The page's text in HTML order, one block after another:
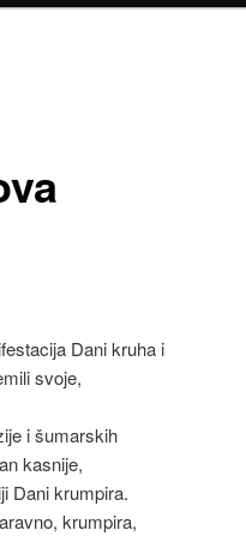
Dani kruha i
svoje,
i šumarskih
kasnije,
Dani krumpira.
krumpira,